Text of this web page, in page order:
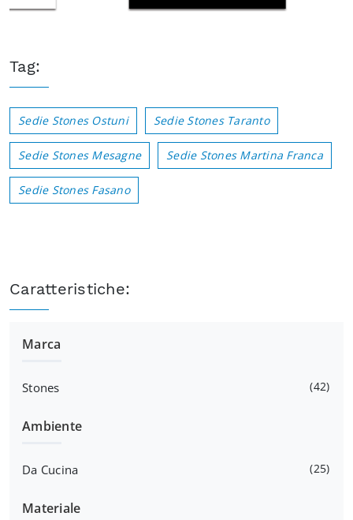
Tag:
Sedie Stones Ostuni Sedie Stones Taranto
Sedie Stones Mesagne Sedie Stones Martina Franca
Sedie Stones Fasano
Caratteristiche:
Marca
Stones 42
Ambiente
Da Cucina 25
Materiale